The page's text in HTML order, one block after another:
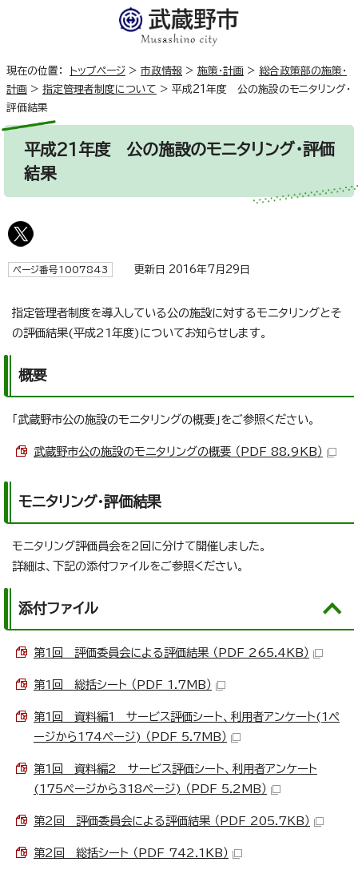
現在の位置： トップページ > 市政情報 > 施策・計画 > 総合政策部の施策・
計画 > 指定管理者制度について > 平成21年度 公の施設のモニタリング・
評価結果
平成21年度 公の施設のモニタリング・評価
結果
ページ番号1007843 更新日 2016年7月29日
指定管理者制度を導入している公の施設に対するモニタリングとそ
の評価結果(平成21年度)についてお知らせします。
概要
「武蔵野市公の施設のモニタリングの概要」をご参照ください。
武蔵野市公の施設のモニタリングの概要 （PDF 88.9KB）
モニタリング・評価結果
モニタリング評価員会を2回に分けて開催しました。
詳細は、下記の添付ファイルをご参照ください。
添付ファイル
第1回 評価委員会による評価結果 （PDF 265.4KB）
第1回 総括シート （PDF 1.7MB）
第1回 資料編1 サービス評価シート、利用者アンケート(1ペ
ージから174ページ) （PDF 5.7MB）
第1回 資料編2 サービス評価シート、利用者アンケート
(175ページから318ページ) （PDF 5.2MB）
第2回 評価委員会による評価結果 （PDF 205.7KB）
第2回 総括シート （PDF 742.1KB）